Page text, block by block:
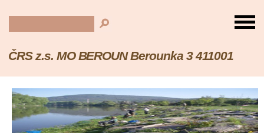
ČRS z.s. MO BEROUN Berounka 3 411001